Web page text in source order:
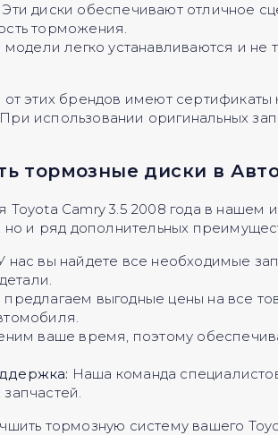
Эти диски обеспечивают отличное
торможения.
модели легко устанавливаются и
этих брендов имеют сертификаты
использовании оригинальных
тормозные диски в
Camry 3.5 2008 года в нашем
но и ряд дополнительных
нас вы найдете все необходимые
выгодные цены на все
ваше время, поэтому
Наша команда
тормозную систему вашего